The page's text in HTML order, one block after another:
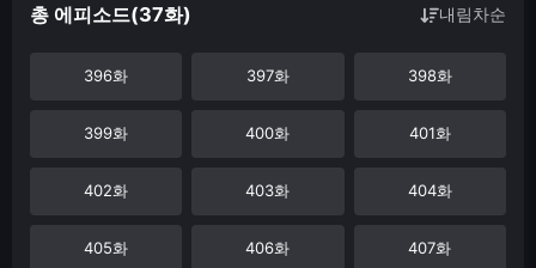
총 에피소드(37화) 내림차순
396화 397화 398화
399화 400화 401화
402화 403화 404화
405화 406화 407화